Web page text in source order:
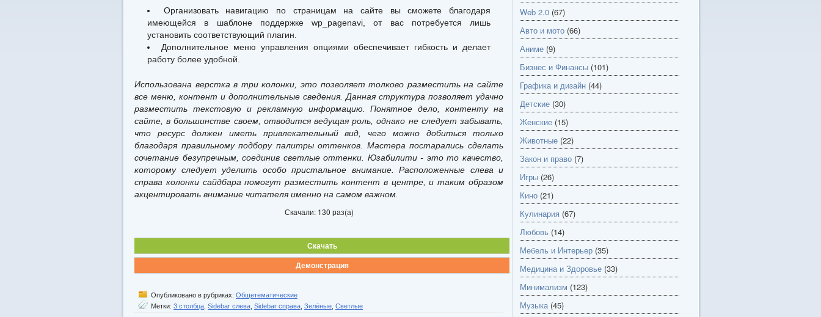
Организовать навигацию по страницам на сайте вы сможете благодаря
имеющейся в шаблоне поддержке wp_pagenavi, от вас потребуется лишь
установить соответствующий плагин.
Дополнительное меню управления опциями обеспечивает гибкость и делает
работу более удобной.
Использована верстка в три колонки, это позволяет толково разместить на сайте
все меню, контент и дополнительные сведения. Данная структура позволяет удачно
разместить текстовую и рекламную информацию. Понятное дело, контенту на
сайте, в большинстве своем, отводится ведущая роль, однако не следует забывать,
что ресурс должен иметь привлекательный вид, чего можно добиться только
благодаря правильному подбору палитры оттенков. Мастера постарались сделать
сочетание безупречным, соединив светлые оттенки. Юзабилити - это то качество,
которому следует уделить особо пристальное внимание. Расположенные слева и
справа колонки сайдбара помогут разместить контент в центре, и таким образом
акцентировать внимание читателя именно на самом важном.
Скачали: 130 раз(а)
Скачать
Демонстрация
Опубликовано в рубриках: Общетематические
Метки: 3 столбца Sidebar слева Sidebar справа Зелёные Светлые
Web 2.0 (67)
Авто и мото (66)
Аниме (9)
Бизнес и Финансы (101)
Графика и дизайн (44)
Детские (30)
Женские (15)
Животные (22)
Закон и право (7)
Игры (26)
Кино (21)
Кулинария (67)
Любовь (14)
Мебель и Интерьер (35)
Медицина и Здоровье (33)
Минимализм (123)
Музыка(45)